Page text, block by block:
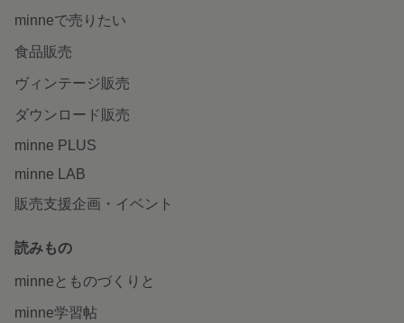
minneで売りたい
食品販売
ヴィンテージ販売
ダウンロード販売
minne PLUS
minne LAB
販売支援企画・イベント
読みもの
minneとものづくりと
minne学習帖